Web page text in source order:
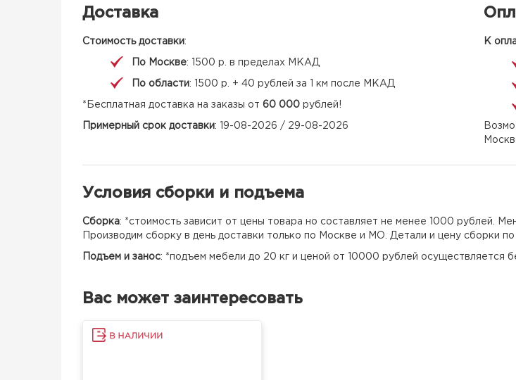
Доставка
Стоимость доставки:
По Москве: 1500 р. в пределах МКАД
По области: 1500 р. + 40 рублей за 1 км после МКАД
*Бесплатная доставка на заказы от 60 000 рублей!
Примерный срок доставки: 19-08-2026 / 29-08-2026
К
Условия сборки и подъема
Сборка: *стоимость зависит от цены товара но составляет не менее 1000 рублей.
Производим сборку в день доставки только по Москве и МО. Детали и цену сборки
Подъем и занос: *подъем мебели до 20 кг и ценой от 10000 рублей осуществляется
Вас может заинтересовать